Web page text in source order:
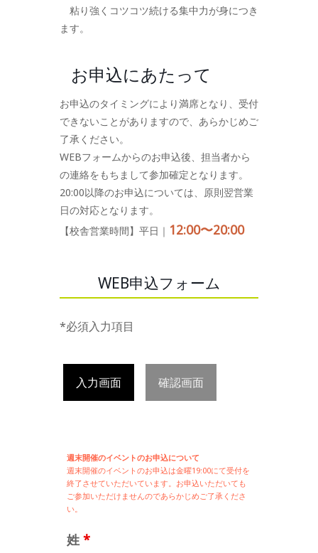
粘り強くコツコツ続ける集中力が身につき
ます。
お申込にあたって
お申込のタイミングにより満席となり、受付
できないことがありますので、あらかじめご
了承ください。
WEBフォームからのお申込後、担当者から
の連絡をもちまして参加確定となります。
20:00以降のお申込については、原則翌営業
日の対応となります。
【校舎営業時間】平日｜ 12:00〜20:00
WEB申込フォーム
*必須入力項目
入力画面 確認画面
週末開催のイベントのお申込について
週末開催のイベントのお申込は金曜19:00にて受付を
終了させていただいています。お申込いただいても
ご参加いただけませんのであらかじめご了承くださ
い。
姓 *